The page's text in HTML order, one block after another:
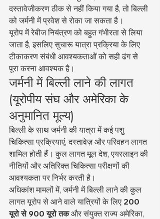
दस्तावेजीकरण ठीक से नहीं किया गया है, तो बिल्ली
को जर्मनी में प्रवेश से रोका जा सकता है।
यूरोप में रेबीज नियंत्रण को बहुत गंभीरता से लिया
जाता है, इसलिए सुचारू यात्रा प्रक्रिया के लिए
टीकाकरण संबंधी आवश्यकताओं को सही ढंग से
पूरा करना आवश्यक है।
जर्मनी में बिल्ली लाने की लागत
(यूरोपीय संघ और अमेरिका के
अनुमानित मूल्य)
बिल्ली के साथ जर्मनी की यात्रा में कई पशु
चिकित्सा प्रक्रियाएं, दस्तावेज़ और परिवहन लागत
शामिल होती हैं। कुल लागत मूल देश, एयरलाइन की
नीतियों और अतिरिक्त चिकित्सा परीक्षणों की
आवश्यकता पर निर्भर करती है।
अधिकांश मामलों में, जर्मनी में बिल्ली लाने की कुल
लागत यूरोप से आने वाले यात्रियों के लिए 200
यूरो से 900 यूरो तक और संयुक्त राज्य अमेरिका,